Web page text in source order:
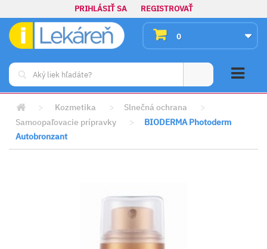
PRIHLÁSIŤ SA REGISTROVAŤ
0
> Kozmetika > Slnečná ochrana
>
Samoopaľovacie prípravky
>
BIODERMA Photoderm
Autobronzant